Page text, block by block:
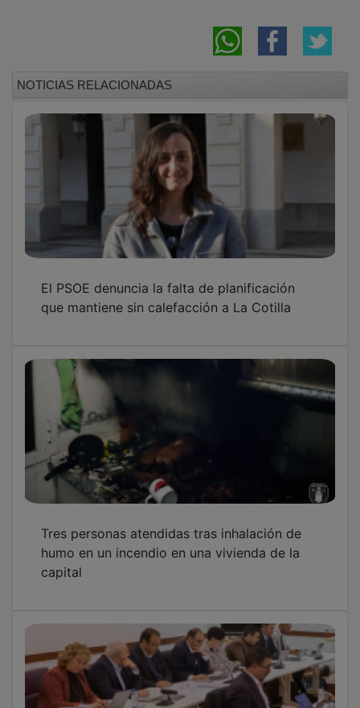
que mantiene sin calefacción a La Cotilla
humo en un incendio en una vivienda de la
capital